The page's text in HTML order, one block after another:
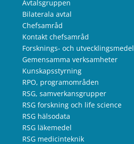
Avtalsgruppen
Bilaterala avtal
Chefsamråd
Kontakt chefsamråd
Forsknings- och utvecklingsmedel
Gemensamma verksamheter
Kunskapsstyrning
RPO, programområden
RSG, samverkansgrupper
RSG forskning och life science
RSG hälsodata
RSG läkemedel
RSG medicinteknik